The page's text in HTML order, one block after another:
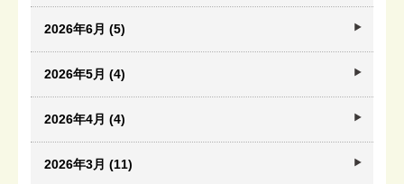
2026年6月 (5)
2026年5月 (4)
2026年4月 (4)
2026年3月 (11)